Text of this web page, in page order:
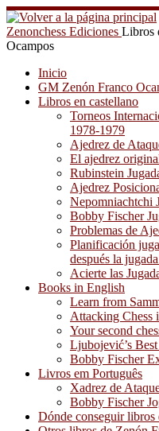
Saltar
al
contenido
Zenonchess Ediciones Libros
Ocampos
Inicio
GM Zenón Franco
Libros en castellano
Torneos
1978-1979
Ajedrez de
El ajedrez
Rubinstein
Ajedrez
Nepomniachtchi
Bobby Fischer
Problemas de
Planificación
después la
Acierte las
Books in English
Learn from
Attacking Chess
Your second
Ljubojević’s
Bobby Fischer
Livros em Português
Xadrez de
Bobby Fischer
Dónde conseguir libros